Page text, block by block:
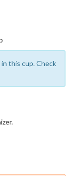
this cup. Check